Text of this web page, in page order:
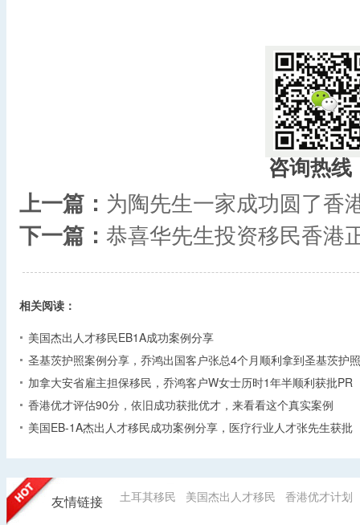
咨询热线
上一篇： 为陶先生一家成功圆了香
下一篇： 恭喜华先生投资移民香港
相关阅读：
美国杰出人才移民EB1A成功案例分享
圣基茨护照案例分享，乔鸿出国客户张总4个月顺利拿到圣基茨护照
加拿大安省雇主担保移民，乔鸿客户W女士历时1年半顺利获批PR
香港优才评估90分，依旧成功获批优才，来看看这个真实案例
美国EB-1A杰出人才移民成功案例分享，医疗行业人才张先生获批
友情链接 土耳其移民 美国杰出人才移民 香港优才计划